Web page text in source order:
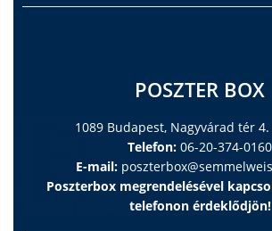
POSZTER BOX
1089 Budapest, Nagyvárad tér
Telefon: 06-20-374-0160
E-mail:
Poszterbox megrendelésével
telefonon érdeklődjön!